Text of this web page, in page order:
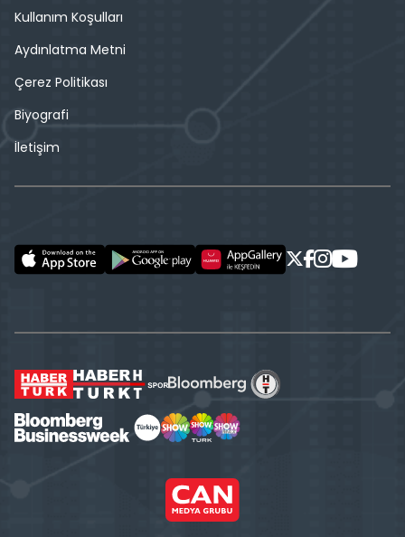
Kullanım Koşulları
Aydınlatma Metni
Çerez Politikası
Biyografi
İletişim